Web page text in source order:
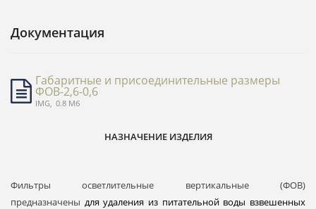
Документация
Габаритные и присоединительные размеры
ФОВ-2,6-0,6
IMG, 0.8 Мб
НАЗНАЧЕНИЕ ИЗДЕЛИЯ
Фильтры осветлительные вертикальные (ФОВ)
предназначены для удаления из питательной воды взвешенных